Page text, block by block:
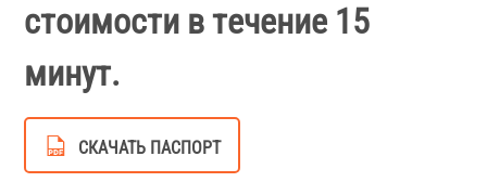
стоимости в течение 15
минут.
СКАЧАТЬ ПАСПОРТ